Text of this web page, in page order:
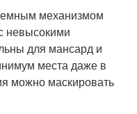
механизмом
невысокими
для мансард и
места даже в
можно маскировать